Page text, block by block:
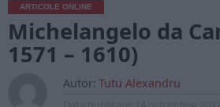
ARTICOLE ONLINE
Michelangelo da
1571 – 1610)
Autor: Tutu Alexandru